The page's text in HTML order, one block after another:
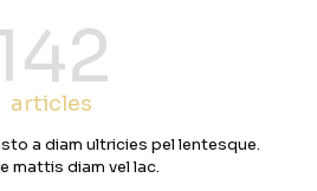
articles
a diam ultricies pel lentesque.
mattis diam vel lac.